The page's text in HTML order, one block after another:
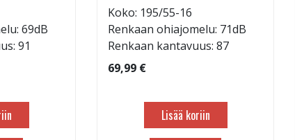
69dB
91
Koko: 195/55-16
Renkaan ohiajomelu: 71dB
Renkaan kantavuus: 87
69,99 €
Lisää koriin